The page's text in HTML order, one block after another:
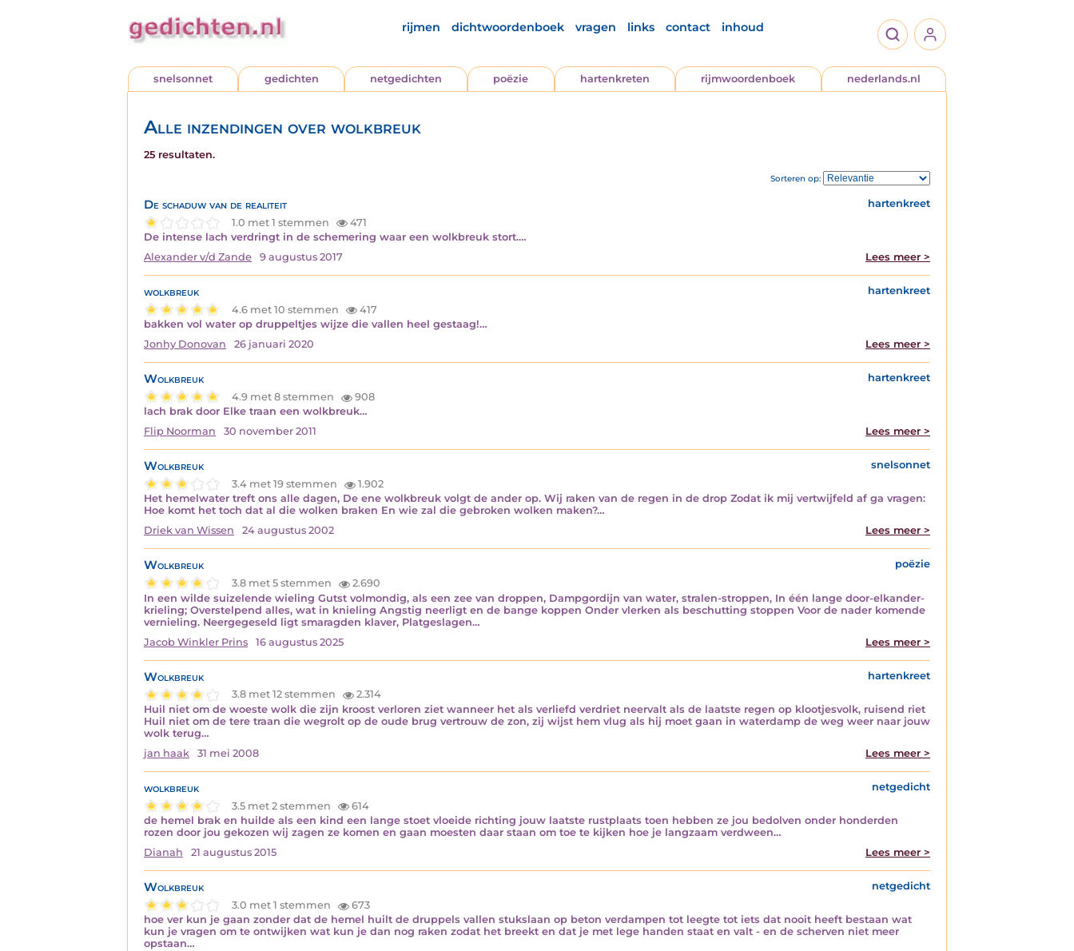
rijmen dichtwoordenboek vragen links contact inhoud
snelsonnet gedichten netgedichten poëzie hartenkreten rijmwoordenboek nederlands.nl
Alle inzendingen over wolkbreuk
25 resultaten.
Sorteren op:
De schaduw van de realiteit
hartenkreet
1.0 met 1 stemmen
471
De intense lach verdringt in de schemering waar een wolkbreuk stort.…
Alexander v/d Zande
9 augustus 2017 Lees meer >
wolkbreuk
hartenkreet
4.6 met 10 stemmen
417
bakken vol water op druppeltjes wijze die vallen heel gestaag!…
Jonhy Donovan
26 januari 2020 Lees meer >
Wolkbreuk
hartenkreet
4.9 met 8 stemmen
908
lach brak door Elke traan een wolkbreuk…
Flip Noorman
30 november 2011 Lees meer >
Wolkbreuk
snelsonnet
3.4 met 19 stemmen
1.902
Het hemelwater treft ons alle dagen, De ene wolkbreuk volgt de ander op. Wij raken van de regen in de drop Zodat ik mij vertwijfeld af ga vragen:
Hoe komt het toch dat al die wolken braken En wie zal die gebroken wolken maken?…
Driek van Wissen
24 augustus 2002 Lees meer >
Wolkbreuk
poëzie
3.8 met 5 stemmen
2.690
In een wilde suizelende wieling Gutst volmondig, als een zee van droppen, Dampgordijn van water, stralen-stroppen, In één lange door-elkander-
krieling; Overstelpend alles, wat in knieling Angstig neerligt en de bange koppen Onder vlerken als beschutting stoppen Voor de nader komende
vernieling. Neergegeseld ligt smaragden klaver, Platgeslagen…
Jacob Winkler Prins
16 augustus 2025 Lees meer >
Wolkbreuk
hartenkreet
3.8 met 12 stemmen
2.314
Huil niet om de woeste wolk die zijn kroost verloren ziet wanneer het als verliefd verdriet neervalt als de laatste regen op klootjesvolk, ruisend riet
Huil niet om de tere traan die wegrolt op de oude brug vertrouw de zon, zij wijst hem vlug als hij moet gaan in waterdamp de weg weer naar jouw
wolk terug…
jan haak
31 mei 2008 Lees meer >
wolkbreuk
netgedicht
3.5 met 2 stemmen
614
de hemel brak en huilde als een kind een lange stoet vloeide richting jouw laatste rustplaats toen hebben ze jou bedolven onder honderden
rozen door jou gekozen wij zagen ze komen en gaan moesten daar staan om toe te kijken hoe je langzaam verdween…
Dianah
21 augustus 2015 Lees meer >
Wolkbreuk
netgedicht
3.0 met 1 stemmen
673
hoe ver kun je gaan zonder dat de hemel huilt de druppels vallen stukslaan op beton verdampen tot leegte tot iets dat nooit heeft bestaan wat
kun je vragen om te ontwijken wat kun je dan nog raken zodat het breekt en dat je met lege handen staat en valt - en de scherven niet meer
opstaan…